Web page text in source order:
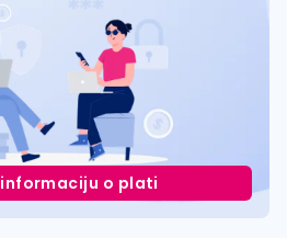
o plati